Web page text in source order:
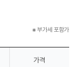
부가세 포함가
가격